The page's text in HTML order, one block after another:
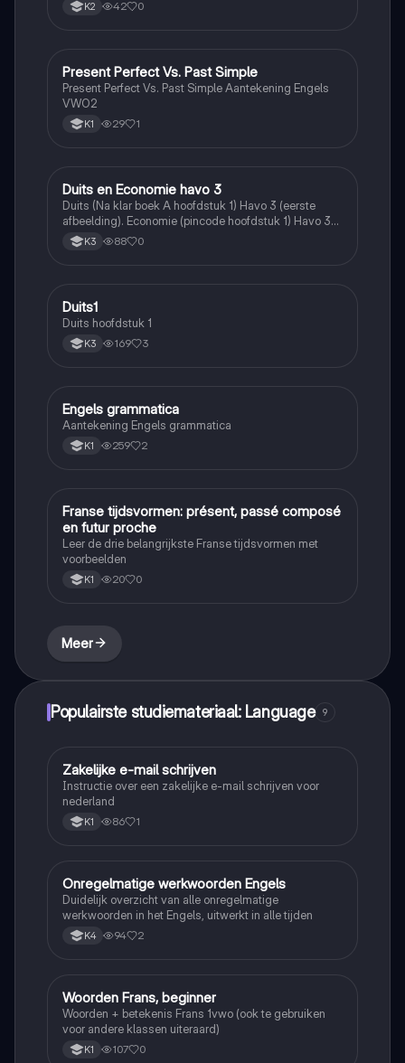
K2 42 0
Engels
Present Perfect Vs. Past Simple
Present Perfect Vs. Past Simple Aantekening Engels
VWO2
K1 29 1
Duits
Duits en Economie havo 3
Duits (Na klar boek A hoofdstuk 1) Havo 3 (eerste
afbeelding). Economie (pincode hoofdstuk 1) Havo 3
(2 laatste afbeeldingen)
K3 88 0
Duits
Duits1
Duits hoofdstuk 1
K3 169 3
Engels
Engels grammatica
Aantekening Engels grammatica
K1 259 2
Frans
Franse tijdsvormen: présent, passé composé
en futur proche
Leer de drie belangrijkste Franse tijdsvormen met
voorbeelden
K1 20 0
Meer
Populairste studiemateriaal: Language 9
Nederlands
Zakelijke e-mail schrijven
Instructie over een zakelijke e-mail schrijven voor
nederland
K1 86 1
Engels
Onregelmatige werkwoorden Engels
Duidelijk overzicht van alle onregelmatige
werkwoorden in het Engels, uitwerkt in alle tijden
K4 94 2
Frans
Woorden Frans, beginner
Woorden + betekenis Frans 1vwo (ook te gebruiken
voor andere klassen uiteraard)
K1 107 0